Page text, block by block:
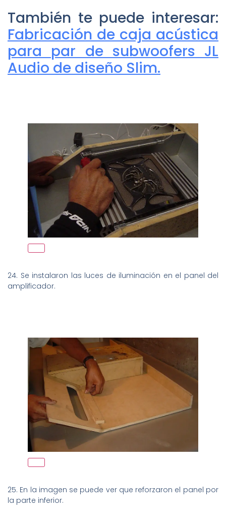
También te puede interesar:
Fabricación de caja acústica
para par de subwoofers JL
Audio de diseño Slim.
24. Se instalaron las luces de iluminación en el panel del
amplificador.
25. En la imagen se puede ver que reforzaron el panel por
la parte inferior.